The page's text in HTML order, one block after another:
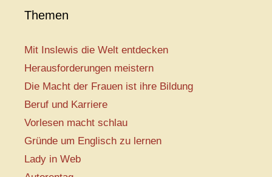
Themen
Mit Inslewis die Welt entdecken
Herausforderungen meistern
Die Macht der Frauen ist ihre Bildung
Beruf und Karriere
Vorlesen macht schlau
Gründe um Englisch zu lernen
Lady in Web